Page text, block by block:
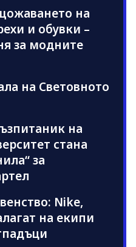
на
и обувки –
за модните
на Световното
на
стана
за
Nike,
на екипи